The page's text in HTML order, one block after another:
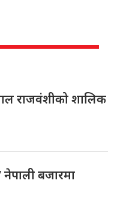
राजवंशीको शालिक
नेपाली बजारमा